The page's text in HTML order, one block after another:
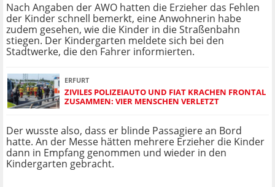
Nach Angaben der AWO hatten die Erzieher das Fehlen
der Kinder schnell bemerkt, eine Anwohnerin habe
zudem gesehen, wie die Kinder in die Straßenbahn
stiegen. Der Kindergarten meldete sich bei den
Stadtwerke, die den Fahrer informierten.
ERFURT
ZIVILES POLIZEIAUTO UND FIAT KRACHEN FRONTAL
ZUSAMMEN: VIER MENSCHEN VERLETZT
Der wusste also, dass er blinde Passagiere an Bord
hatte. An der Messe hätten mehrere Erzieher die Kinder
dann in Empfang genommen und wieder in den
Kindergarten gebracht.